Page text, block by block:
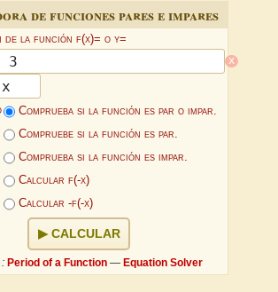
de funciones pares e impares
de la función f(x)= o y=
x
Comprueba si la función es par o impar.
Compruebe si la función es par.
Comprueba si la función es impar.
Calcular f(-x)
Calcular -f(-x)
CALCULAR
Period of a Function — Equation Solver